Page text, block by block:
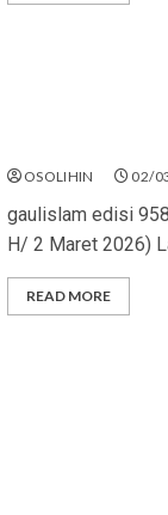
OSOLIHIN 02/
gaulislam edisi
H/ 2 Maret 2026)
READ MORE